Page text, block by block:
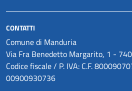
CONTATTI
Comune di Manduria
Via Fra Benedetto Margarito, 1 -
Codice fiscale / P. IVA: C.F.
00900930736